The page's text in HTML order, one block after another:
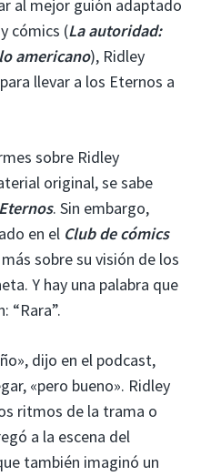
al mejor guión adaptado
cómics (La autoridad:
americano), Ridley
llevar a los Eternos a
sobre Ridley
original, se sabe
Eternos. Sin embargo,
en el Club de cómics
sobre su visión de los
Y hay una palabra que
“Rara”.
dijo en el podcast,
«pero bueno». Ridley
ritmos de la trama o
a la escena del
también imaginó un